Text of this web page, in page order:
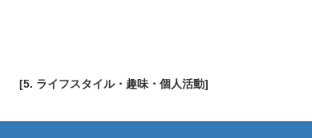
[5. ライフスタイル・趣味・個人活動]